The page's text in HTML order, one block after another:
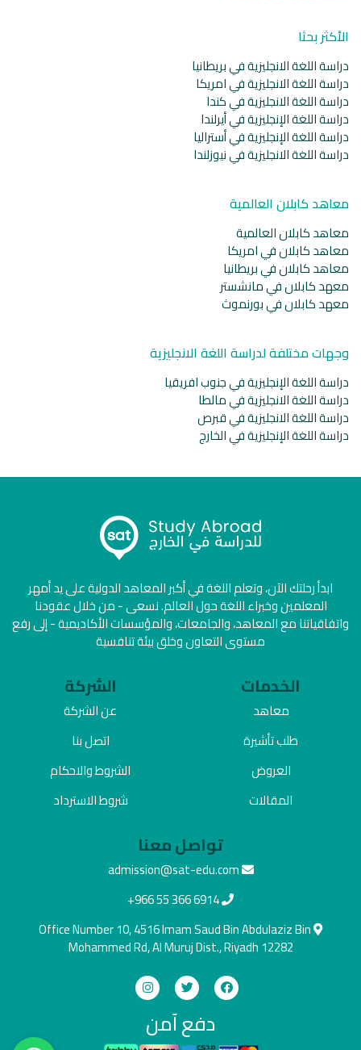
الأكثر بحثا
دراسة اللغة الانجليزية في بريطانيا
دراسة اللغة الانجليزية في امريكا
دراسة اللغة الانجليزية في كندا
دراسة اللغة الإنجليزية في أيرلندا
دراسة اللغة الإنجليزية في أستراليا
دراسة اللغة الانجليزية في نيوزلندا
معاهد كابلان العالمية
معاهد كابلان العالمية
معاهد كابلان في امريكا
معاهد كابلان في بريطانيا
معهد كابلان في مانشستر
معهد كابلان في بورنموث
وجهات مختلفة لدراسة اللغة الانجليزية
دراسة اللغة الإنجليزية في جنوب افريقيا
دراسة اللغة الانجليزية في مالطا
دراسة اللغة الانجليزية في قبرص
دراسة اللغة الإنجليزية في الخارج
ابدأ رحلتك الآن، وتعلم اللغة في أكبر المعاهد الدولية على يد أمهر
المعلمين وخبراء اللغة حول العالم. نسعى - من خلال عقودنا
واتفاقياتنا مع المعاهد، والجامعات، والمؤسسات الأكاديمية - إلى رفع
مستوى التعاون وخلق بيئة تنافسية
الخدمات
معاهد
طلب تأشيرة
العروض
المقالات
الشركة
عن الشركة
اتصل بنا
الشروط والاحكام
شروط الاسترداد
تواصل معنا
admission@sat-edu.com
+966 55 366 6914
Office Number 10, 4516 Imam Saud Bin Abdulaziz Bin
Mohammed Rd, Al Muruj Dist., Riyadh 12282
دفع آمن